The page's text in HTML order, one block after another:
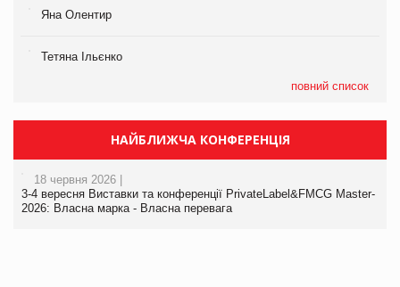
Яна Олентир
Тетяна Ільєнко
повний список
НАЙБЛИЖЧА КОНФЕРЕНЦІЯ
18 червня 2026 |
3-4 вересня Виставки та конференції PrivateLabel&FMCG Master-
2026: Власна марка - Власна перевага